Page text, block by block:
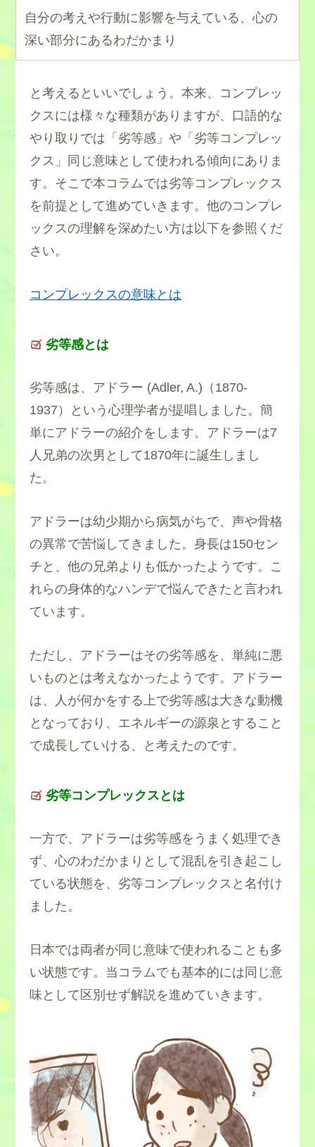
自分の考えや行動に影響を与えている、心の
深い部分にあるわだかまり
と考えるといいでしょう。本来、コンプレッ
クスには様々な種類がありますが、口語的な
やり取りでは「劣等感」や「劣等コンプレッ
クス」同じ意味として使われる傾向にありま
す。そこで本コラムでは劣等コンプレックス
を前提として進めていきます。他のコンプレ
ックスの理解を深めたい方は以下を参照くだ
さい。
コンプレックスの意味とは
劣等感とは
劣等感は、アドラー (Adler, A.)（1870-
1937）という心理学者が提唱しました。簡
単にアドラーの紹介をします。アドラーは7
人兄弟の次男として1870年に誕生しまし
た。
アドラーは幼少期から病気がちで、声や骨格
の異常で苦悩してきました。身長は150セン
チと、他の兄弟よりも低かったようです。こ
れらの身体的なハンデで悩んできたと言われ
ています。
ただし、アドラーはその劣等感を、単純に悪
いものとは考えなかったようです。アドラー
は、人が何かをする上で劣等感は大きな動機
となっており、エネルギーの源泉とすること
で成長していける、と考えたのです。
劣等コンプレックスとは
一方で、アドラーは劣等感をうまく処理でき
ず、心のわだかまりとして混乱を引き起こし
ている状態を、劣等コンプレックスと名付け
ました。
日本では両者が同じ意味で使われることも多
い状態です。当コラムでも基本的には同じ意
味として区別せず解説を進めていきます。